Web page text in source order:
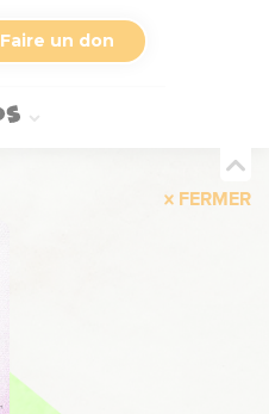
Faire un don
FERMER